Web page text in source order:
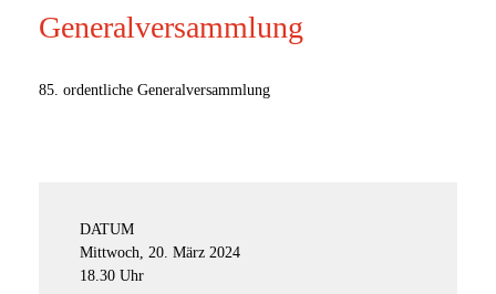
Generalversammlung
85. ordentliche Generalversammlung
DATUM
Mittwoch, 20. März 2024
18.30 Uhr